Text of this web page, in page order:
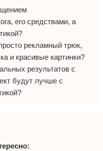
его средствами, а
рекламный трюк,
и красивые картинки?
результатов с
будут лучше с